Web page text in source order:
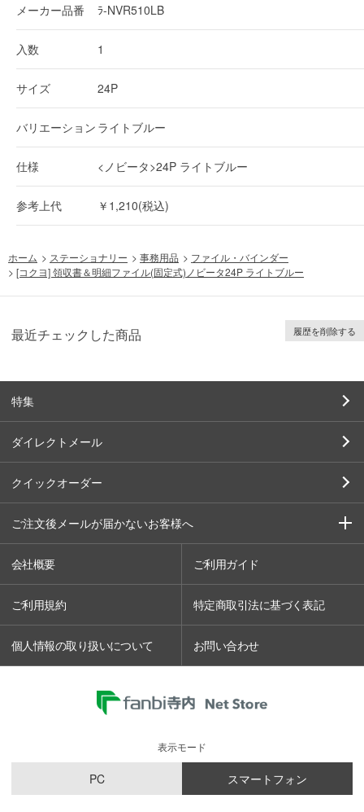
メーカー品番 ﾗ-NVR510LB
入数 1
サイズ 24P
バリエーション ライトブルー
仕様 <ノビータ>24P ライトブルー
参考上代 ￥1,210(税込)
ホーム > ステーショナリー > 事務用品 > ファイル・バインダー
> [コクヨ] 領収書＆明細ファイル(固定式)ノビータ24P ライトブルー
最近チェックした商品 履歴を削除する
特集
ダイレクトメール
クイックオーダー
ご注文後メールが届かないお客様へ
会社概要 ご利用ガイド
ご利用規約 特定商取引法に基づく表記
個人情報の取り扱いについて お問い合わせ
表示モード
PC スマートフォン